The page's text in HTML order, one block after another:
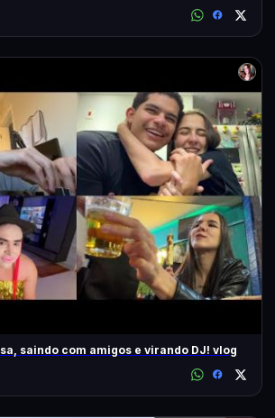
saindo com amigos e virando DJ! vlog